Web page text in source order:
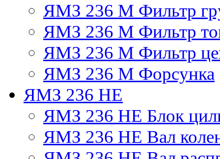
ЯМЗ 236 М Фильтр
ЯМЗ 236 М Фильтр
ЯМЗ 236 М Фильтр
ЯМЗ 236 М Форсунка
ЯМЗ 236 НЕ
ЯМЗ 236 НЕ Блок
ЯМЗ 236 НЕ Вал